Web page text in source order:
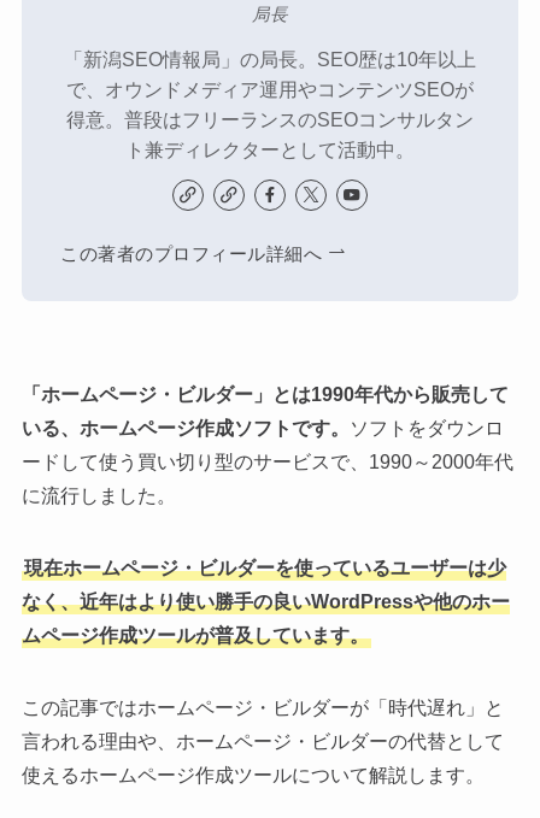
局長
「新潟SEO情報局」の局長。SEO歴は10年以上
で、オウンドメディア運用やコンテンツSEOが
得意。普段はフリーランスのSEOコンサルタン
ト兼ディレクターとして活動中。
この著者のプロフィール詳細へ
「ホームページ・ビルダー」とは1990年代から販売して
いる、ホームページ作成ソフトです。
ソフトをダウンロ
ードして使う買い切り型のサービスで、1990～2000年代
に流行しました。
現在ホームページ・ビルダーを使っているユーザーは少
なく、近年はより使い勝手の良いWordPressや他のホー
ムページ作成ツールが普及しています。
この記事ではホームページ・ビルダーが「時代遅れ」と
言われる理由や、ホームページ・ビルダーの代替として
使えるホームページ作成ツールについて解説します。